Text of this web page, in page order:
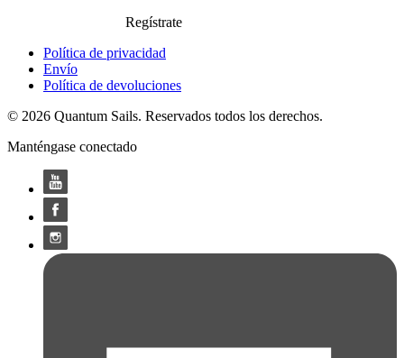
Regístrate
Política de privacidad
Envío
Política de devoluciones
© 2026 Quantum Sails. Reservados todos los derechos.
Manténgase conectado